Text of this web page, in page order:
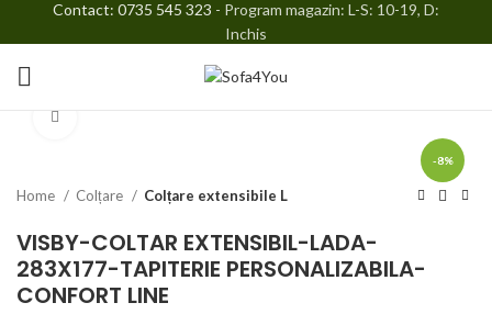
-8%
Home Colțare Colțare extensibile L
VISBY-COLTAR EXTENSIBIL-LADA-
283X177-TAPITERIE PERSONALIZABILA-
CONFORT LINE
Contact: 0735 545 323 - Program magazin: L-S: 10-19, D:
Inchis